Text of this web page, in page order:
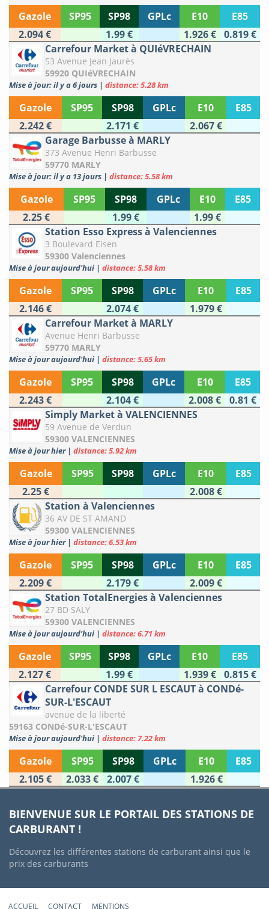
Gazole SP95 SP98 GPLc E10
E85
2.094 €
1.99 € 1.926 €
0.819 €
Carrefour Market à QUIéVRECHAIN
53 Avenue Jean Jaurès
59920 QUIéVRECHAIN
Mise à jour: il y a 6 jours | distance: 5.28 km
Gazole SP95 SP98 GPLc E10
E85
2.242 €
2.171 €
2.067 €
Garage Barbusse à MARLY
373 Avenue Henri Barbusse
59770 MARLY
Mise à jour: il y a 13 jours | distance: 5.58 km
Gazole SP95 SP98 GPLc E10
E85
2.25 €
1.99 €
1.99 €
Station Esso Express à Valenciennes
3 Boulevard Eisen
59300 Valenciennes
Mise à jour aujourd'hui | distance: 5.58 km
Gazole SP95 SP98 GPLc E10
E85
2.146 €
2.074 €
1.979 €
Carrefour Market à MARLY
Avenue Henri Barbusse
59770 MARLY
Mise à jour aujourd'hui | distance: 5.65 km
Gazole SP95 SP98 GPLc E10
E85
2.243 €
2.104 € 2.008 €
0.81 €
Simply Market à VALENCIENNES
59 Avenue de Verdun
59300 VALENCIENNES
Mise à jour hier | distance: 5.92 km
Gazole SP95 SP98 GPLc E10
E85
2.25 €
2.008 €
Station à Valenciennes
36 AV DE ST AMAND
59300 VALENCIENNES
Mise à jour hier | distance: 6.53 km
Gazole SP95 SP98 GPLc E10
E85
2.209 €
2.179 €
2.009 €
Station TotalEnergies à Valenciennes
27 BD SALY
59300 VALENCIENNES
Mise à jour aujourd'hui | distance: 6.71 km
Gazole SP95 SP98 GPLc E10
E85
2.127 €
1.99 € 1.939 €
0.815 €
Carrefour CONDE SUR L ESCAUT à CONDé-
SUR-L'ESCAUT
avenue de la liberté
59163 CONDé-SUR-L'ESCAUT
Mise à jour aujourd'hui | distance: 7.22 km
Gazole SP95 SP98 GPLc E10
E85
2.105 €
2.033 € 2.007 € 1.926 €
BIENVENUE SUR LE PORTAIL DES STATIONS DE
CARBURANT !
Découvrez les différentes stations de carburant ainsi que le
prix des carburants
ACCUEIL CONTACT MENTIONS